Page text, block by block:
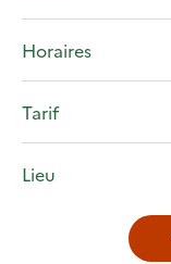
Horaires
Tarif
Lieu